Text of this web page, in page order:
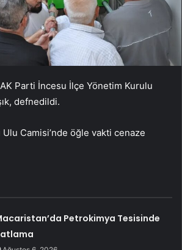
AK Parti İncesu İlçe Yönetim Kurulu
defnedildi.
Ulu Camisi’nde öğle vakti cenaze
Petrokimya Tesisinde